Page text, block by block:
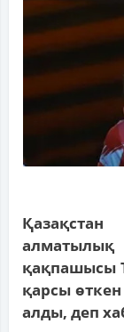
қақпашысы
қарсы
алды, деп